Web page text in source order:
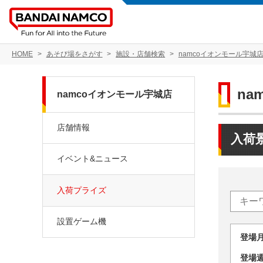
HOME あそび場をさがす 施設・店舗検索 namcoイオンモール宇城店
入荷
登
登
namcoイオンモール宇城店
店舗情報
イベント&ニュース
入荷プライズ
設置ゲーム機